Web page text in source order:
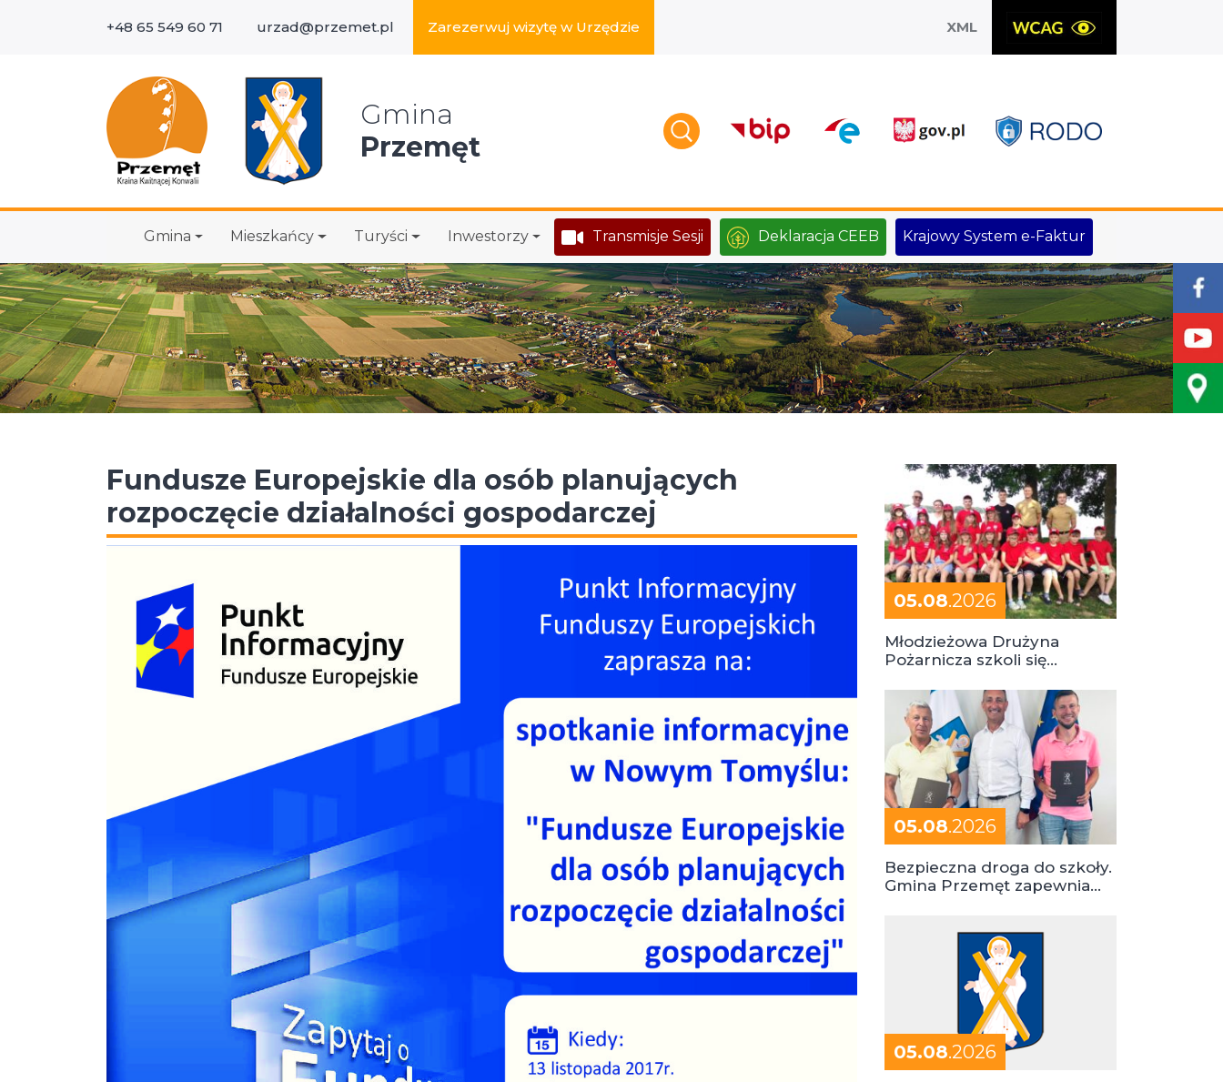
+48 65 549 60 71 urzad@przemet.pl Zarezerwuj wizytę w Urzędzie XML
Gmina
Przemęt
Gmina Mieszkańcy Turyści Inwestorzy Transmisje Sesji Deklaracja CEEB Krajowy System e-Faktur
Fundusze Europejskie dla osób planujących
rozpoczęcie działalności gospodarczej
05.08.2026
Młodzieżowa Drużyna
Pożarnicza szkoli się
05.08.2026
Bezpieczna droga do szkoły.
Gmina Przemęt zapewnia
05.08.2026
Wyszukaj w serwisie